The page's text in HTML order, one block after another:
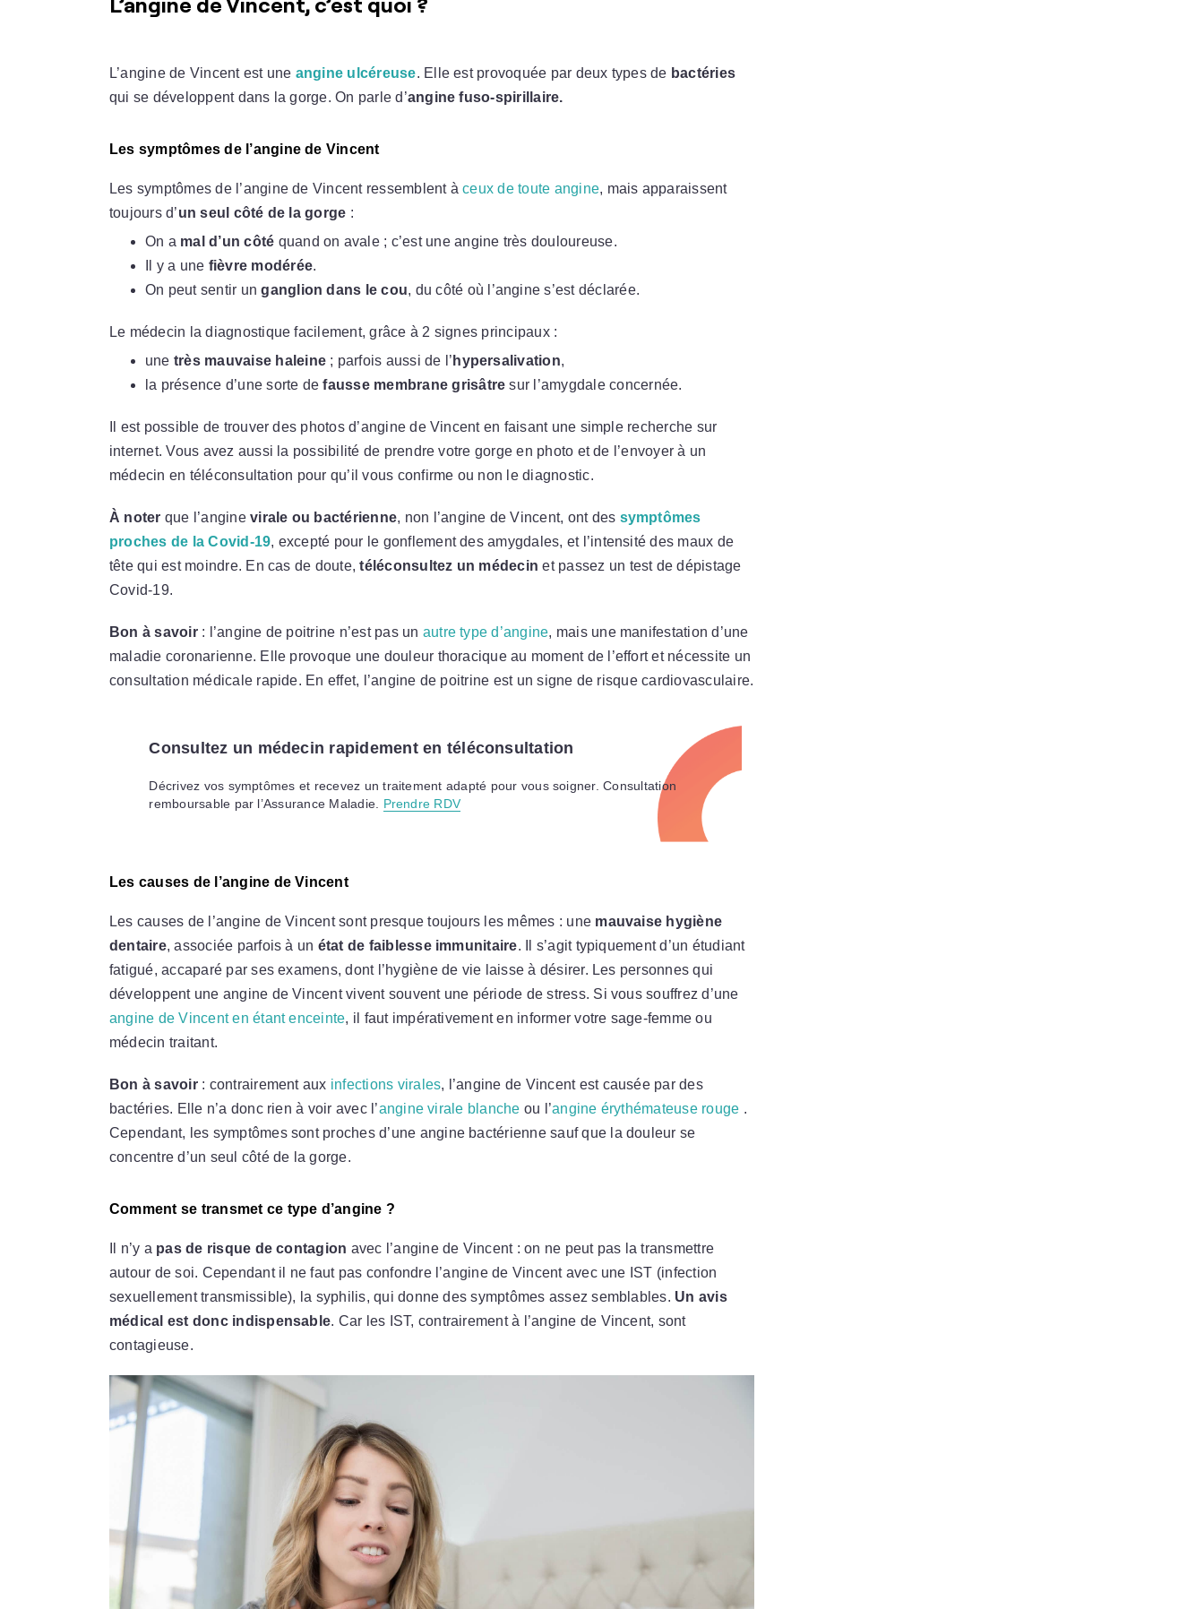
L’angine de Vincent est une angine ulcéreuse. Elle est provoquée par deux types de bactéries
qui se développent dans la gorge. On parle d’angine fuso-spirillaire.
Les symptômes de l’angine de Vincent
Les symptômes de l’angine de Vincent ressemblent àceux de toute angine, mais apparaissent
toujours d’un seul côté de la gorge :
On a mal d’un côté quand on avale ; c’est une angine très douloureuse.
Il y a une fièvre modérée.
On peut sentir unganglion dans le cou, du côté où l’angine s’est déclarée.
Le médecin la diagnostique facilement, grâce à 2 signes principaux :
une très mauvaise haleine ; parfois aussi de l’ hypersalivation,
la présence d’une sorte defausse membrane grisâtre sur l’amygdale concernée.
Il est possible de trouver des photos d’angine de Vincent en faisant une simple recherche sur
internet. Vous avez aussi la possibilité de prendre votre gorge en photo et de l’envoyer à un
médecin en téléconsultation pour qu’il vous confirme ou non le diagnostic.
À noter que l’anginevirale ou bactérienne, non l’angine de Vincent, ont des symptômes
proches de la Covid-19, excepté pour le gonflement des amygdales, et l’intensité des maux de
tête qui est moindre. En cas de doute,téléconsultez un médecin et passez un test de dépistage
Covid-19.
Bon à savoir: l’angine de poitrine n’est pas un autre type d’angine, mais une manifestation d’une
maladie coronarienne. Elle provoque une douleur thoracique au moment de l’effort et nécessite un
consultation médicale rapide. En effet, l’angine de poitrine est un signe de risque cardiovasculaire.
Consultez un médecin rapidement en téléconsultation
Décrivez vos symptômes et recevez un traitement adapté pour vous soigner. Consultation
remboursable par l’Assurance Maladie. Prendre RDV
Les causes de l’angine de Vincent
Les causes de l’angine de Vincent sont presque toujours les mêmes : une mauvaise hygiène
dentaire, associée parfois à un état de faiblesse immunitaire. Il s’agit typiquement d’un étudiant
fatigué, accaparé par ses examens, dont l’hygiène de vie laisse à désirer. Les personnes qui
développent une angine de Vincent vivent souvent une période de stress. Si vous souffrez d’une
angine de Vincent en étant enceinte, il faut impérativement en informer votre sage-femme ou
médecin traitant.
Bon à savoir: contrairement aux infections virales, l’angine de Vincent est causée par des
bactéries. Elle n’a donc rien à voir avec l’angine virale blanche ou l’angine érythémateuse rouge .
Cependant, les symptômes sont proches d’une angine bactérienne sauf que la douleur se
concentre d’un seul côté de la gorge.
Comment se transmet ce type d’angine ?
Il n’y a pas de risque de contagion avec l’angine de Vincent : on ne peut pas la transmettre
autour de soi. Cependant il ne faut pas confondre l’angine de Vincent avec une IST (infection
sexuellement transmissible), la syphilis, qui donne des symptômes assez semblables. Un avis
médical est donc indispensable. Car les IST, contrairement à l’angine de Vincent, sont
contagieuse.